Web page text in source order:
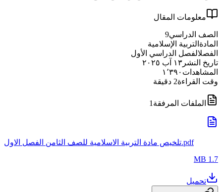
معلومات المقال
الصف الدراسي9
المادة التربية الإسلامية
الفصلالفصل الدراسي الأول
تاريخ النشر ١٣ آب ٢٠٢٥
المشاهدات ١٬٣٩٠
وقت القراءة2 دقيقة
الملفات المرفقة 1
تلخيص مادة التربية الاسلامية للصف الثامن الفصل الاول.pdf
1.7 MB
تحميل